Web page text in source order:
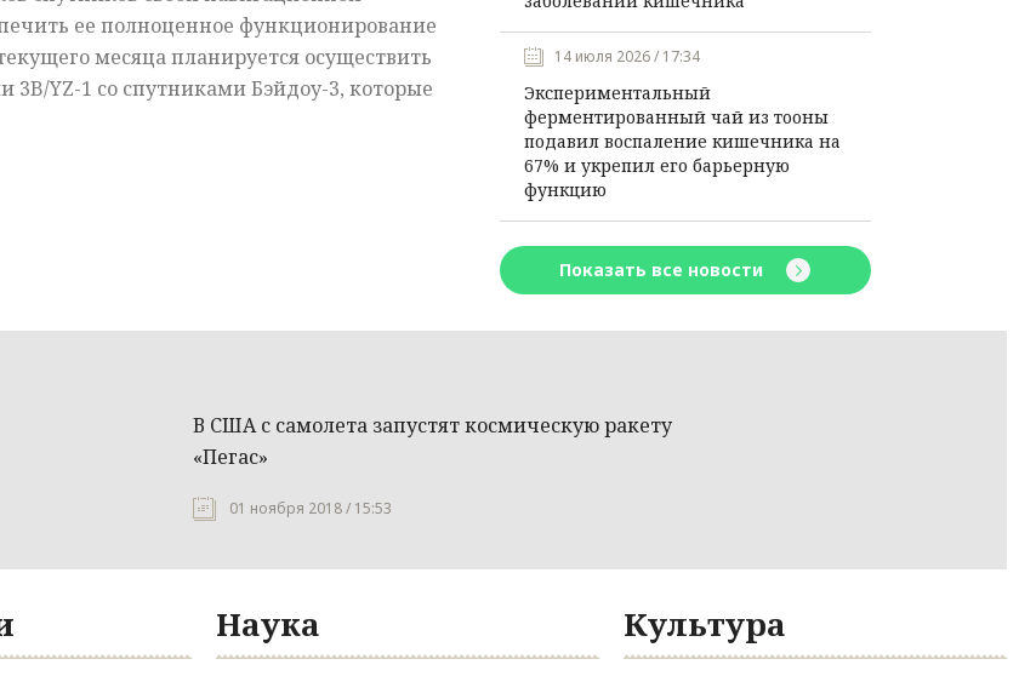
ее полноценное функционирование
месяца планируется осуществить
3B/YZ-1 со спутниками Бэйдоу-3, которые
14 июля 2026 / 17:34
Экспериментальный
ферментированный чай из тооны
подавил воспаление кишечника на
67% и укрепил его барьерную
функцию
Показать все новости
В США с самолета запустят космическую ракету
«Пегас»
01 ноября 2018 / 15:53
Наука Культура